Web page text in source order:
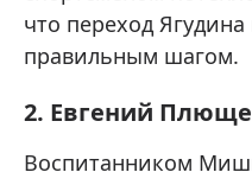
что переход
правильным шагом.
2. Евгений
Воспитанником